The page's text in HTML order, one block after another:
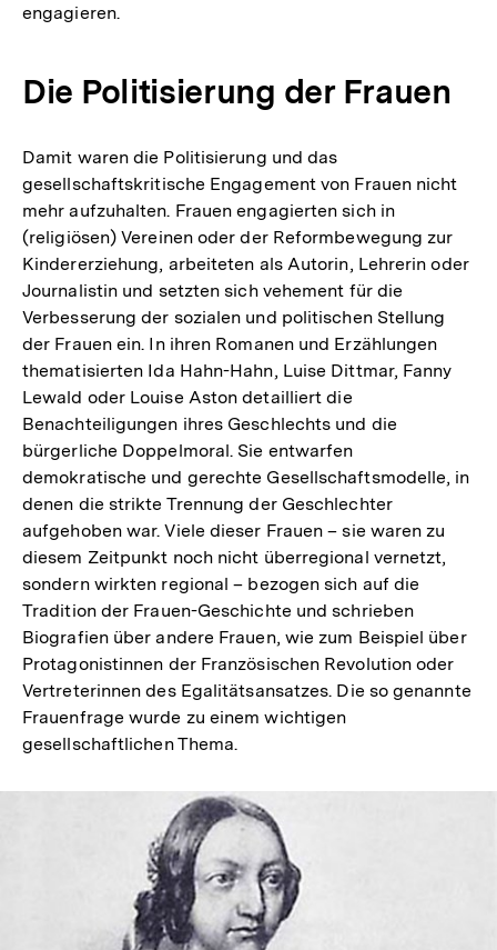
engagieren.
Die Politisierung der Frauen
Damit waren die Politisierung und das
gesellschaftskritische Engagement von Frauen nicht
mehr aufzuhalten. Frauen engagierten sich in
(religiösen) Vereinen oder der Reformbewegung zur
Kindererziehung, arbeiteten als Autorin, Lehrerin oder
Journalistin und setzten sich vehement für die
Verbesserung der sozialen und politischen Stellung
der Frauen ein. In ihren Romanen und Erzählungen
thematisierten Ida Hahn-Hahn, Luise Dittmar, Fanny
Lewald oder Louise Aston detailliert die
Benachteiligungen ihres Geschlechts und die
bürgerliche Doppelmoral. Sie entwarfen
demokratische und gerechte Gesellschaftsmodelle, in
denen die strikte Trennung der Geschlechter
aufgehoben war. Viele dieser Frauen – sie waren zu
diesem Zeitpunkt noch nicht überregional vernetzt,
sondern wirkten regional – bezogen sich auf die
Tradition der Frauen-Geschichte und schrieben
Biografien über andere Frauen, wie zum Beispiel über
Protagonistinnen der Französischen Revolution oder
Vertreterinnen des Egalitätsansatzes. Die so genannte
Frauenfrage wurde zu einem wichtigen
gesellschaftlichen Thema.